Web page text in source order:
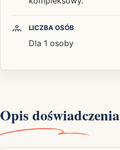
LICZBA OSÓB
Dla 1 osoby
Opis doświadczenia